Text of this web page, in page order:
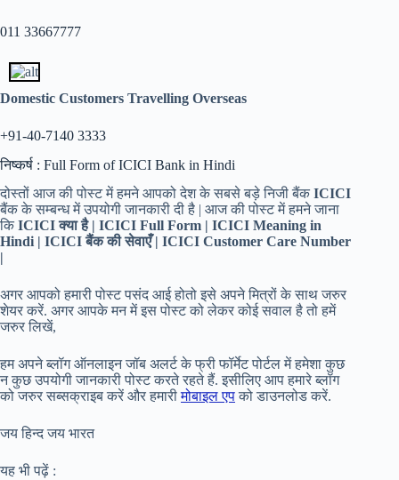
011 33667777
Domestic Customers Travelling Overseas
+91-40-7140 3333
निष्कर्ष : Full Form of ICICI Bank in Hindi
दोस्तों आज की पोस्ट में हमने आपको देश के सबसे बड़े निजी बैंक ICICI
बैंक के सम्बन्ध में उपयोगी जानकारी दी है | आज की पोस्ट में हमने जाना
कि ICICI क्या है | ICICI Full Form | ICICI Meaning in
Hindi | ICICI बैंक की सेवाएँ| ICICI Customer Care Number
|
अगर आपको हमारी पोस्ट पसंद आई होतो इसे अपने मित्रों के साथ जरुर
शेयर करें. अगर आपके मन में इस पोस्ट को लेकर कोई सवाल है तो हमें
जरुर लिखें,
हम अपने ब्लॉग ऑनलाइन जॉब अलर्ट के फ्री फॉर्मेट पोर्टल में हमेशा कुछ
न कुछ उपयोगी जानकारी पोस्ट करते रहते हैं. इसीलिए आप हमारे ब्लॉग
को जरुर सब्सक्राइब करें और हमारीमोबाइल एपको डाउनलोड करें.
जय हिन्द जय भारत
यह भी पढ़ें :